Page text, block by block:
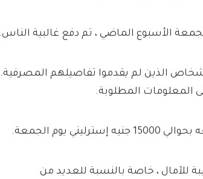
الذين لم يقدموا تفاصيلهم المصرفية.
المعلومات المطلوبة.
يوم الجمعة.
للآمال ، خاصة بالنسبة للعديد من